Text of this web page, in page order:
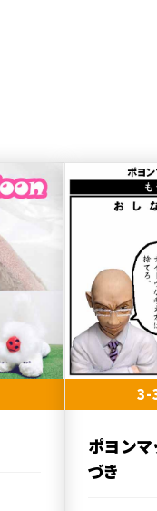
3-
ポヨン
づき